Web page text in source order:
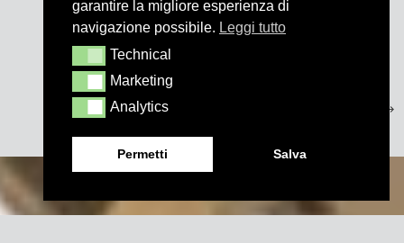
garantire la migliore esperienza di
navigazione possibile. Leggi tutto
TechnicalTechnical
MarketingMarketing
AnalyticsAnalytics
Permetti Salva